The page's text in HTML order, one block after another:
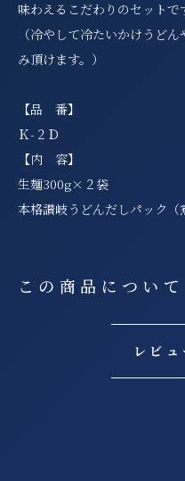
味わえるこだわりのセットで
（冷やして冷たいかけうど
み頂けます。）
【品 番】
Ｋ-２Ｄ
【内 容】
生麺300g×２袋
本格讃岐うどんだしパック
この商品につい
レビュ